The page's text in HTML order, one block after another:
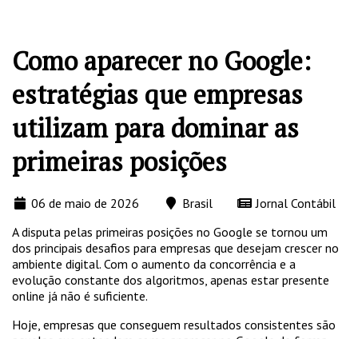
Como aparecer no Google:
estratégias que empresas
utilizam para dominar as
primeiras posições
06 de maio de 2026 Brasil
Jornal Contábil
A disputa pelas primeiras posições no Google se tornou um
dos principais desafios para empresas que desejam crescer no
ambiente digital. Com o aumento da concorrência e a
evolução constante dos algoritmos, apenas estar presente
online já não é suficiente.
Hoje, empresas que conseguem resultados consistentes são